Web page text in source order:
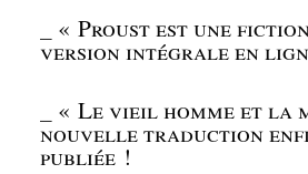
« Proust est une
version intégrale en
« Le vieil homme et la
nouvelle traduction
publiée !